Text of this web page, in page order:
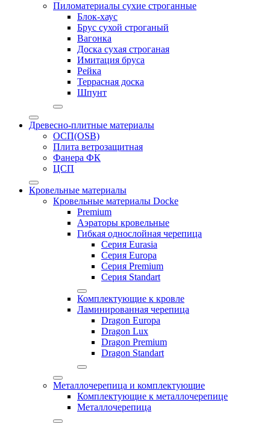
Пиломатериалы сухие строганные
Блок-хаус
Брус сухой строганый
Вагонка
Доска сухая строганая
Имитация бруса
Рейка
Террасная доска
Шпунт
Древесно-плитные материалы
ОСП(OSB)
Плита ветрозащитная
Фанера ФК
ЦСП
Кровельные материалы
Кровельные материалы Docke
Premium
Аэраторы кровельные
Гибкая однослойная черепица
Серия Eurasia
Серия Europa
Серия Premium
Серия Standart
Комплектующие к кровле
Ламинированная черепица
Dragon Europa
Dragon Lux
Dragon Premium
Dragon Standart
Металлочерепица и комплектующие
Комплектующие к металлочерепице
Металлочерепица